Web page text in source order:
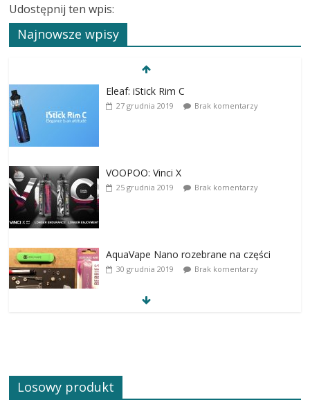
Udostępnij ten wpis:
Najnowsze wpisy
Eleaf: iStick Rim C
27 grudnia 2019 Brak komentarzy
VOOPOO: Vinci X
25 grudnia 2019 Brak komentarzy
AquaVape Nano rozebrane na części
30 grudnia 2019 Brak komentarzy
Losowy produkt